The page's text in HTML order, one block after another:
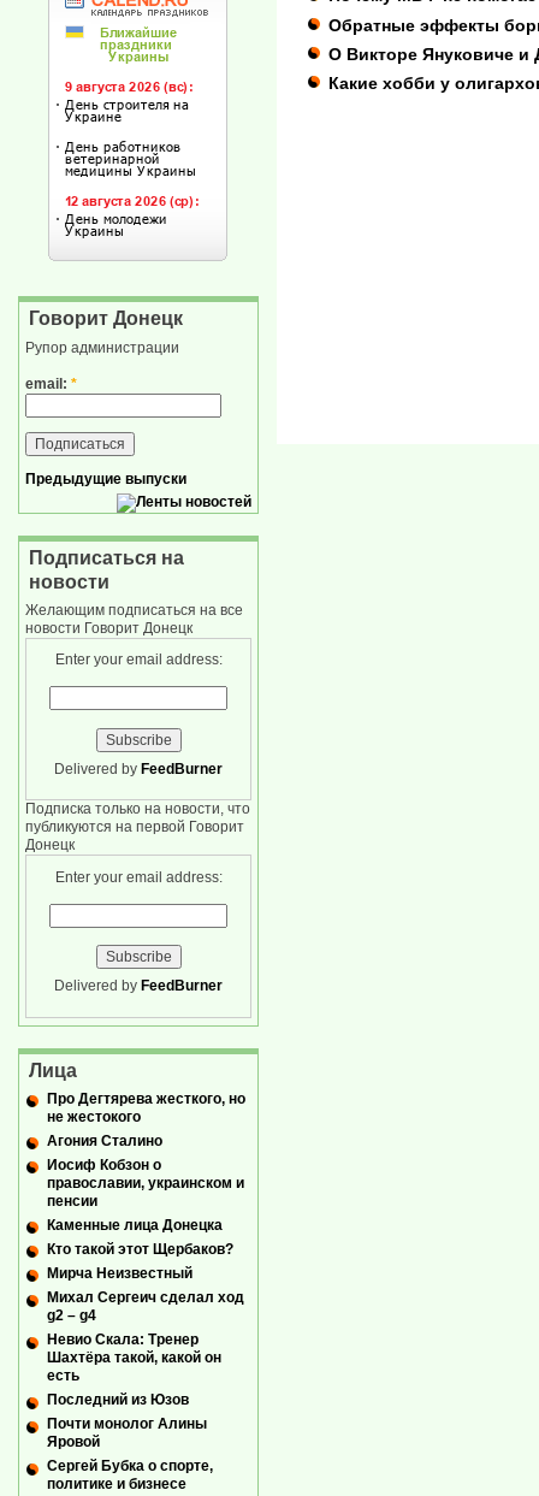
Обратные эффекты
О Викторе Януковиче
Какие хобби у
Говорит Донецк
Рупор администрации
email: *
Предыдущие выпуски
Подписаться на
новости
Желающим подписаться на все
новости Говорит Донецк
Enter your email address:
Delivered by FeedBurner
Подписка только на новости, что
публикуются на первой Говорит
Донецк
Enter your email address:
Delivered by FeedBurner
Лица
Про Дегтярева жесткого, но
не жестокого
Агония Сталино
Иосиф Кобзон о
православии, украинском и
пенсии
Каменные лица Донецка
Кто такой этот Щербаков?
Мирча Неизвестный
Михал Сергеич сделал ход
g2 – g4
Невио Скала: Тренер
Шахтёра такой, какой он
есть
Последний из Юзов
Почти монолог Алины
Яровой
Сергей Бубка о спорте,
политике и бизнесе